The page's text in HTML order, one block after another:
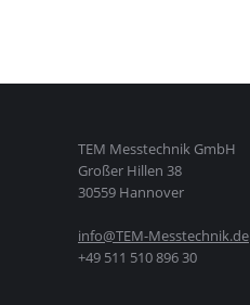
TEM Messtechnik GmbH
Großer Hillen 38
30559 Hannover
info@TEM-Messtechnik.de
+49 511 510 896 30